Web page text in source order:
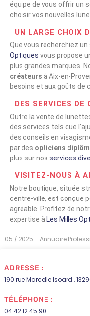
équipe de vous offrir un
choisir vos nouvelles
UN LARGE CHOIX
Que vous recherchiez
Optiques vous propose
plus grandes marques.
créateurs à Aix-en-
besoins et aux goûts de
DES SERVICES DE
Outre la vente de
des services tels que
des conseils en
par des opticiens
plus sur nos services
VISITEZ-NOUS À
Notre boutique, située
centre-ville, est conçue
agréable. Profitez de
expertise à Les Milles
05 / 2025 - Annuaire
ADRESSE :
190 rue Marcelle Isoard ,
TÉLÉPHONE :
04.42.12.45.90.